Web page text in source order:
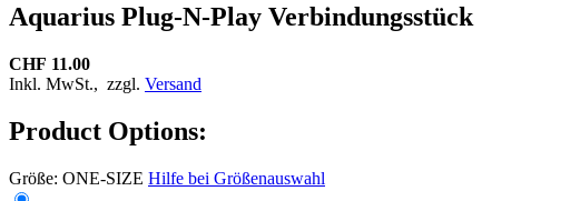
Aquarius Plug-N-Play Verbindungsstück
CHF 11.00
Inkl. MwSt., zzgl. Versand
Product Options:
Größe: ONE-SIZE Hilfe bei Größenauswahl